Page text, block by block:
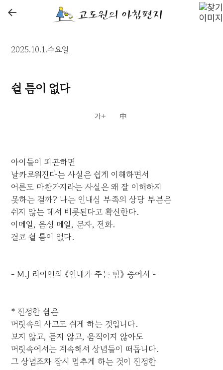
←
2025.10.1.수요일
쉴 틈이 없다
아이들이 피곤하면
날카로워진다는 사실은 쉽게 이해하면서
어른도 마찬가지라는 사실은 왜 잘 이해하지
못하는 걸까? 나는 인내심 부족의 상당 부분은
쉬지 않는 데서 비롯된다고 확신한다.
이메일, 음성 메일, 문자, 전화.
결코 쉴 틈이 없다.
- M.J 라이언의 《인내가 주는 힘》 중에서 -
* 진정한 쉼은
머릿속의 사고도 쉬게 하는 것입니다.
보지 않고, 듣지 않고, 움직이지 않아도
머릿속에서는 계속해서 상념들이 떠돕니다.
그 상념조차 잠시 멈추게 하는 것이 진정한